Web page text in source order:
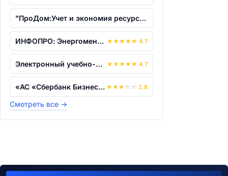
"ПроДом:Учет и экономия ресурсов"
ИНФОПРО: Энергоменеджмент ★ ★ ★ ★ ★ 4.7
Электронный учебно-методический компле... ★ ★ ★ ★ ★ 4.7
«АС «Сбербанк Бизнес»», версия 2.0. ★ ★ ★ ☆ ☆ 2.8
Смотреть все →